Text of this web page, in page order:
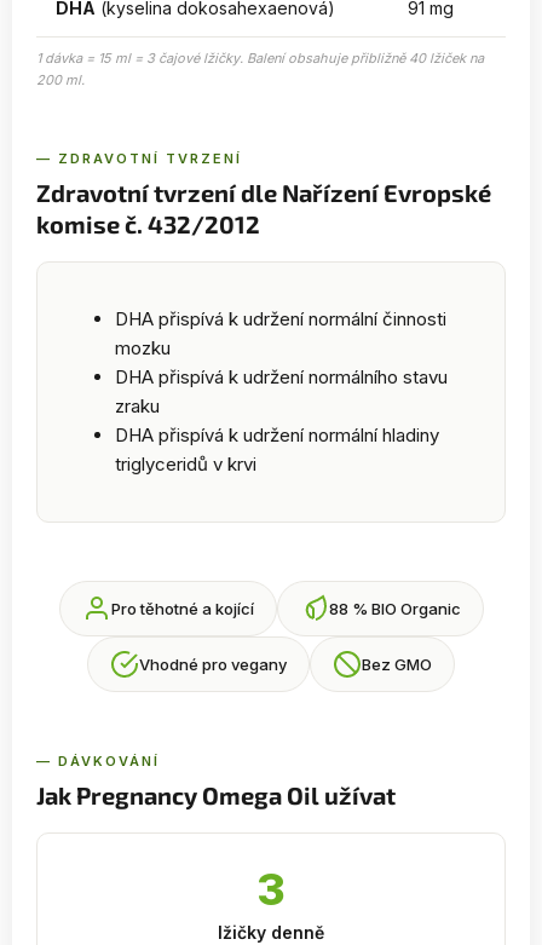
DHA (kyselina dokosahexaenová) 91 mg
1 dávka = 15 ml = 3 čajové lžičky. Balení obsahuje přibližně 40 lžiček na
200 ml.
— ZDRAVOTNÍ TVRZENÍ
Zdravotní tvrzení dle Nařízení Evropské
komise č. 432/2012
DHA přispívá k udržení normální činnosti
mozku
DHA přispívá k udržení normálního stavu
zraku
DHA přispívá k udržení normální hladiny
triglyceridů v krvi
Pro těhotné a kojící 88 % BIO Organic
Vhodné pro vegany Bez GMO
— DÁVKOVÁNÍ
Jak Pregnancy Omega Oil užívat
3
lžičky denně